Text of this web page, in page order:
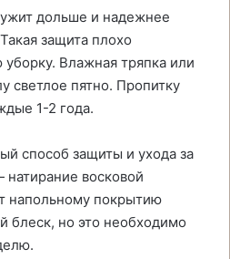
дольше и надежнее
защита плохо
Влажная тряпка или
светлое пятно. Пропитку
1-2 года.
способ защиты и ухода за
восковой
напольному покрытию
блеск, но это необходимо